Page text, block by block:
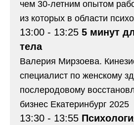
чем 30-летним опытом
из которых в области
13:00 - 13:25 5 минут
тела
Валерия Мирзоева.
специалист по женскому
послеродовому
бизнес Екатеринбург 2025
13:30 - 13:55